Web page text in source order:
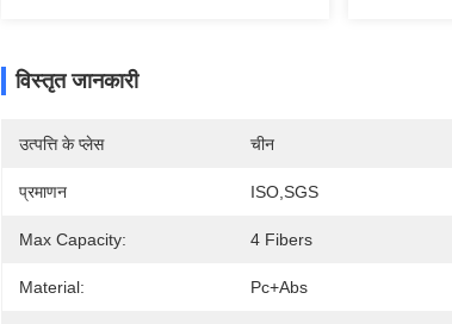
विस्तृत जानकारी
उत्पत्ति के प्लेस चीन
प्रमाणन ISO,SGS
Max Capacity: 4 Fibers
Material: Pc+abs